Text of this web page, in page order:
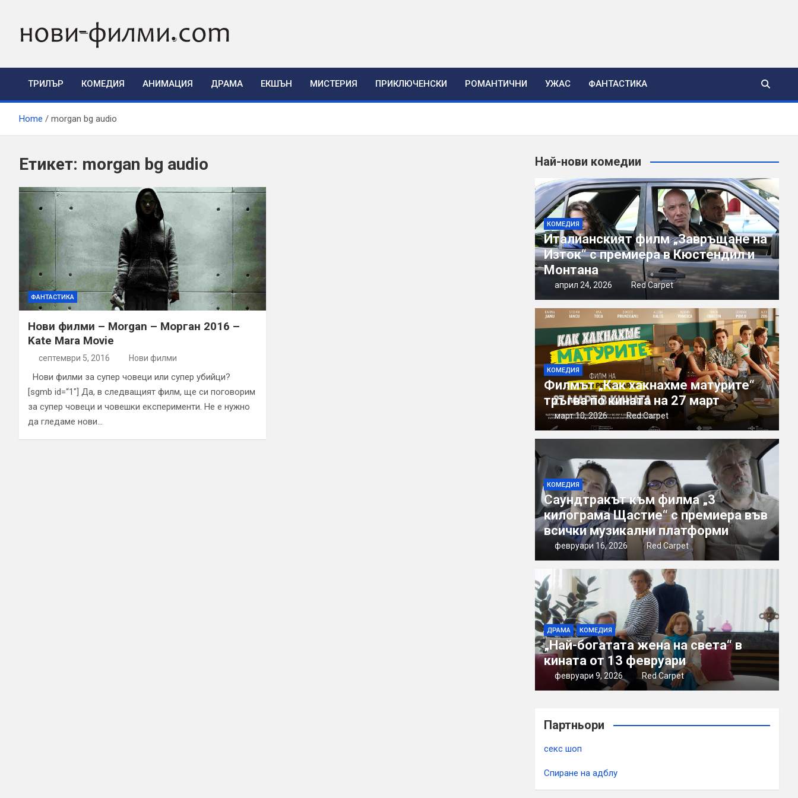
content
ТРИЛЪР КОМЕДИЯ АНИМАЦИЯ ДРАМА ЕКШЪН МИСТЕРИЯ ПРИКЛЮЧЕНСКИ РОМАНТИЧНИ УЖАС ФАНТАСТИКА
Home morgan bg audio
Етикет: morgan bg audio
ФАНТАСТИКА
Нови филми – Morgan – Морган 2016 –
Kate Mara Movie
септември 5, 2016 Нови филми
Нови филми за супер човеци или супер убийци?
[sgmb id=“1″] Да, в следващият филм, ще си поговорим
за супер човеци и човешки експерименти. Не е нужно
да гледаме нови…
Най-нови комедии
КОМЕДИЯ
Италианският филм „Завръщане на
Изток“ с премиера в Кюстендил и
Монтана
април 24, 2026 Red Carpet
КОМЕДИЯ
Филмът „Как хакнахме матурите“
тръгва по кината на 27 март
март 10, 2026 Red Carpet
КОМЕДИЯ
Саундтракът към филма „3
килограма Щастие“ с премиера във
всички музикални платформи
февруари 16, 2026 Red Carpet
ДРАМА КОМЕДИЯ
„Най-богатата жена на света“ в
кината от 13 февруари
февруари 9, 2026 Red Carpet
Партньори
секс шоп
Спиране на адблу